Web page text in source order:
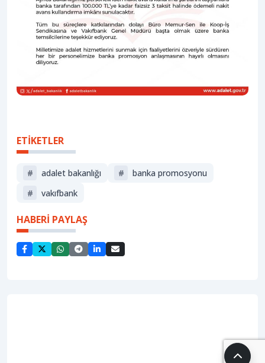
ETİKETLER
# adalet bakanlığı #
banka promosyonu
#
vakıfbank
HABERİ PAYLAŞ